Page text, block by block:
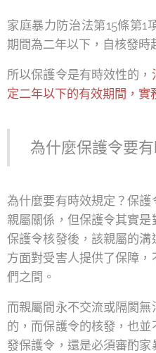
家庭暴力防治法第15條第1
期間為二年以下，自核發時
所以保護令是有時效性的，
定二年以下的有效期間，實
為什麼保護令要
為什麼要有時效規定？保
親屬關係，但保護令其實
保護令核發後，該親屬的
方面對受害人提供了保障
們之間。
而親屬間永不交流或隔閡
的，而保護令的核發，也
發保護令，還是必須審酌